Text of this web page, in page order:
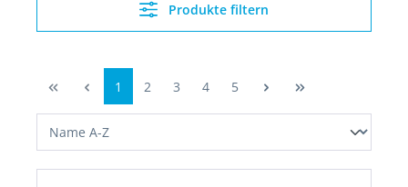
Produkte filtern
1 2 3 4 5